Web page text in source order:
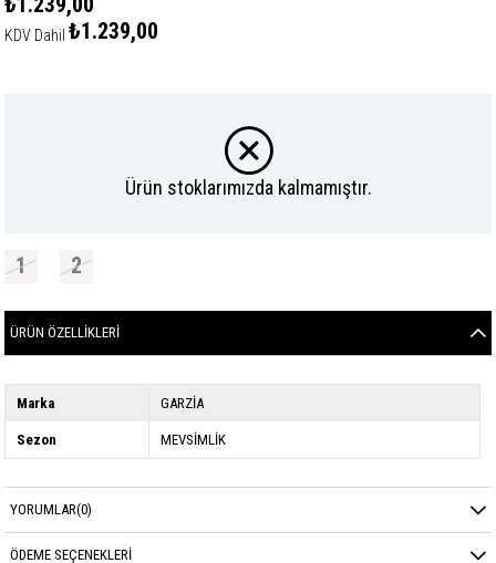
KDV Dahil ₺1.239,00
Ürün stoklarımızda kalmamıştır.
1 2
ÜRÜN ÖZELLIKLERI
Marka GARZİA
Sezon MEVSİMLİK
YORUMLAR(0)
ÖDEME SEÇENEKLERI